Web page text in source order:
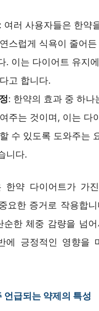
: 여러 사용자들은 한약
스럽게 식욕이 줄어든
. 이는 다이어트 유지
고 합니다.
: 한약의 효과 중 하나
주는 것이며, 이는 다
수 있도록 도와주는
니다.
한약 다이어트가 가
요한 증거로 작용합
순한 체중 감량을 넘
에 긍정적인 영향을
언급되는 약제의 특성